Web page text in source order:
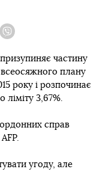
частину
всеосяжного плану
року і розпочинає
3,67%.
справ
угоду, але